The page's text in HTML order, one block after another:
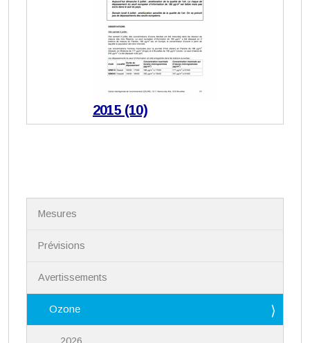
2015 (10)
i
n
Mesures
Prévisions
Avertissements
Ozone